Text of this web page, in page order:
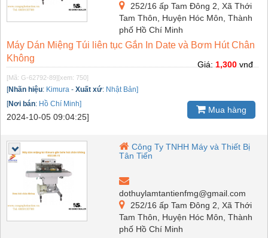
252/16 ấp Tam Đông 2, Xã Thới
Tam Thôn, Huyện Hóc Môn, Thành
phố Hồ Chí Minh
Máy Dán Miệng Túi liên tục Gắn In Date và Bơm Hút Chân
Không
[Mã: G-62792-89][xem: 750]
[Nhãn hiệu: Kimura - Xuất xứ: Nhật Bản]
[Nơi bán: Hồ Chí Minh]
2024-10-05 09:04:25]
Giá: 1,300 vnđ
Mua hàng
Công Ty TNHH Máy và Thiết Bị
Tân Tiến
dothuylamtantienfmg@gmail.com
252/16 ấp Tam Đông 2, Xã Thới
Tam Thôn, Huyện Hóc Môn, Thành
phố Hồ Chí Minh